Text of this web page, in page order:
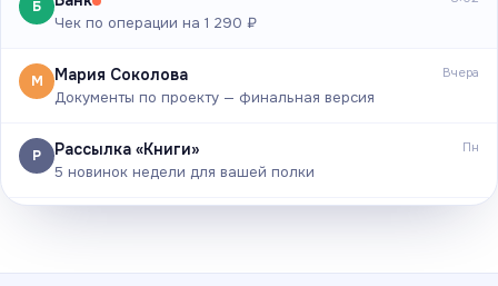
Б
Чек по операции на 1 290 ₽
М Мария Соколова
Документы по проекту — финальная версия
Вчера
Р Рассылка «Книги»
5 новинок недели для вашей полки
Пн